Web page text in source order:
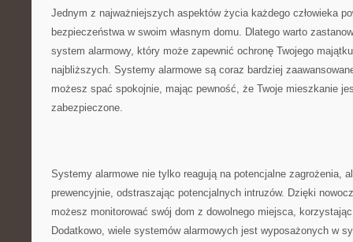
Jednym z najważniejszych ‌aspektów życia każdego człowieka
bezpieczeństwa w swoim własnym domu. ‌Dlatego warto‍
system alarmowy, który może zapewnić ochronę Twojego
najbliższych. Systemy alarmowe są coraz bardziej
możesz spać spokojnie, mając pewność,⁢ że Twoje mieszkanie
zabezpieczone.
Systemy alarmowe nie tylko reagują na⁢ potencjalne zagrożenia,⁣
prewencyjnie, odstraszając potencjalnych⁤ intruzów.⁢ Dzięki
możesz monitorować swój⁢ dom ⁢z dowolnego miejsca,
Dodatkowo,⁢ wiele systemów​ alarmowych jest wyposażonych⁣ w